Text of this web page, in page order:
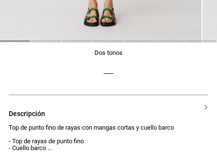
dos tonos
descripción
Top de punto fino de rayas con mangas cortas y cuello barco
- Top de rayas de punto fino
- Cuello barco